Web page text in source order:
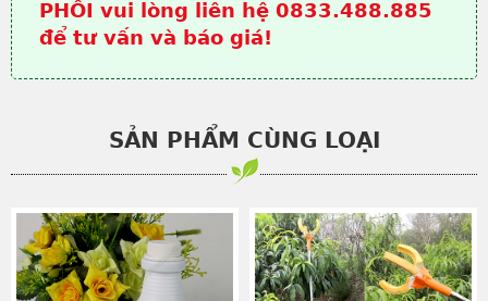
PHỐI vui lòng liên hệ 0833.488.885
để tư vấn và báo giá!
SẢN PHẨM CÙNG LOẠI